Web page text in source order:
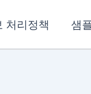
처리정책 샘